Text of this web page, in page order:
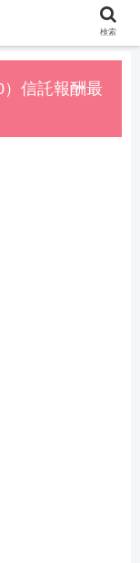
信託報酬最
検索